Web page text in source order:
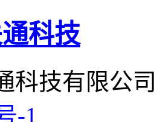
科技
科技有限公
-1